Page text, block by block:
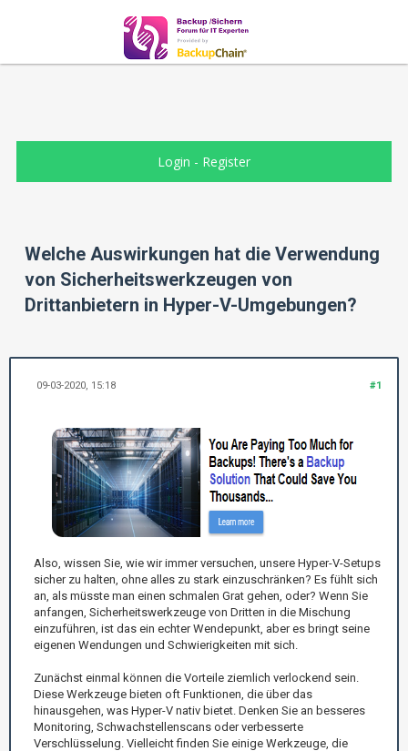
Login - Register
Welche Auswirkungen hat die Verwendung
von Sicherheitswerkzeugen von
Drittanbietern in Hyper-V-Umgebungen?
#1
09-03-2020, 15:18
Also, wissen Sie, wie wir immer versuchen, unsere Hyper-V-Setups
sicher zu halten, ohne alles zu stark einzuschränken? Es fühlt sich
an, als müsste man einen schmalen Grat gehen, oder? Wenn Sie
anfangen, Sicherheitswerkzeuge von Dritten in die Mischung
einzuführen, ist das ein echter Wendepunkt, aber es bringt seine
eigenen Wendungen und Schwierigkeiten mit sich.
Zunächst einmal können die Vorteile ziemlich verlockend sein.
Diese Werkzeuge bieten oft Funktionen, die über das
hinausgehen, was Hyper-V nativ bietet. Denken Sie an besseres
Monitoring, Schwachstellenscans oder verbesserte
Verschlüsselung. Vielleicht finden Sie einige Werkzeuge, die